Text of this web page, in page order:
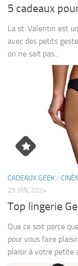
5 cadeaux
La st. Valentin est
avec des petits
on ne sait pas...
CADEAUX GEEK/
29 JAN, 2024
Top lingerie
Que ce soit parce
pour vous faire
plaisir à votre petite